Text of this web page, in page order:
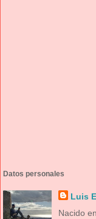
Datos personales
Luis
Nacido